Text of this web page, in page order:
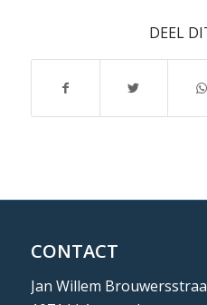
DEEL
CONTACT
Jan Willem